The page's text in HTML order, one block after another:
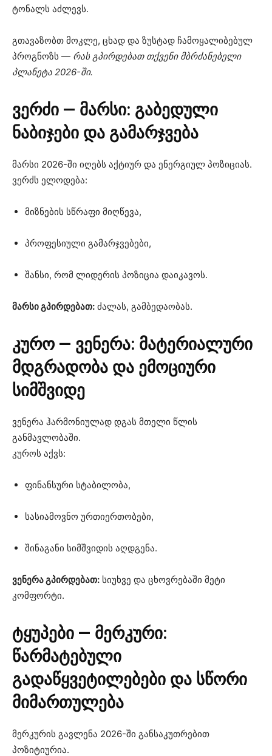
ტონალს აძლევს.
გთავაზობთ მოკლე, ცხად და ზუსტად ჩამოყალიბებულ
პროგნოზს — რას გპირდებათ თქვენი მბრძანებელი
პლანეტა 2026-ში.
ვერძი — მარსი: გაბედული
ნაბიჯები და გამარჯვება
მარსი 2026-ში იღებს აქტიურ და ენერგიულ პოზიციას.
ვერძს ელოდება:
მიზნების სწრაფი მიღწევა,
პროფესიული გამარჯვებები,
შანსი, რომ ლიდერის პოზიცია დაიკავოს.
მარსი გპირდებათ: ძალას, გამბედაობას.
კურო — ვენერა: მატერიალური
მდგრადობა და ემოციური
სიმშვიდე
ვენერა ჰარმონიულად დგას მთელი წლის
განმავლობაში.
კუროს აქვს:
ფინანსური სტაბილობა,
სასიამოვნო ურთიერთობები,
შინაგანი სიმშვიდის აღდგენა.
ვენერა გპირდებათ: სიუხვე და ცხოვრებაში მეტი
კომფორტი.
ტყუპები — მერკური:
წარმატებული
გადაწყვეტილებები და სწორი
მიმართულება
მერკურის გავლენა 2026-ში განსაკუთრებით
პოზიტიურია.